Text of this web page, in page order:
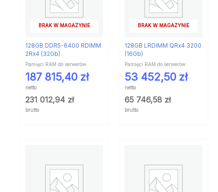
BRAK W MAGAZYNIE
128GB DDR5-6400 RDIMM
2Rx4 (32Gb)
Pamięci RAM do serwerów
187 815,40 zł
netto
231 012,94 zł
brutto
BRAK W MAGAZYNIE
128GB LRDIMM QRx4 3200
(16Gb)
Pamięci RAM do serwerów
53 452,50 zł
netto
65 746,58 zł
brutto